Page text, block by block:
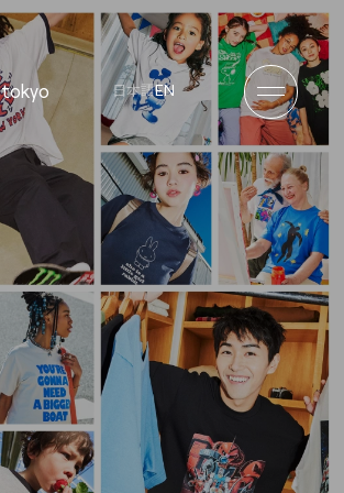
tokyo 日本語EN